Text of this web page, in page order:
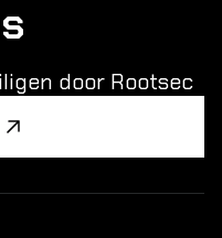
door Rootsec